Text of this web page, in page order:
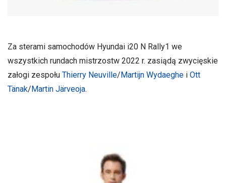
Za sterami samochodów Hyundai i20 N Rally1 we
wszystkich rundach mistrzostw 2022 r. zasiądą zwycięskie
załogi zespołu Thierry Neuville/ Martijn Wydaeghe i Ott
Tänak/ Martin Järveoja.